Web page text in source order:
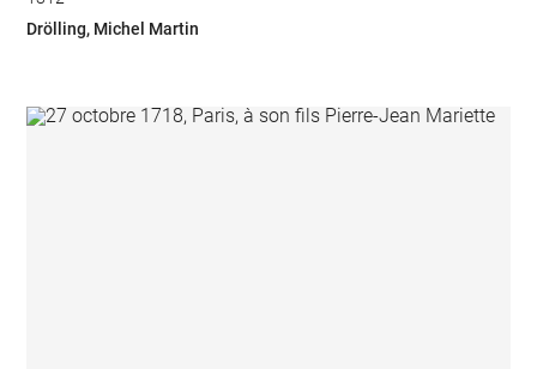
Drölling, Michel Martin